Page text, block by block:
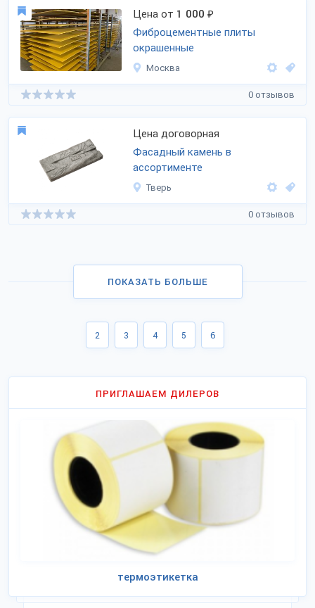
Цена от 1 000 ₽
Фиброцементные плиты
окрашенные
Москва
0 отзывов
Цена договорная
Фасадный камень в
ассортименте
Тверь
0 отзывов
ПОКАЗАТЬ БОЛЬШЕ
2 3 4 5 6
ПРИГЛАШАЕМ ДИЛЕРОВ
термоэтикетка